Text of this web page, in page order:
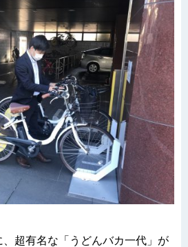
超有名な「うどんバカ一代」が